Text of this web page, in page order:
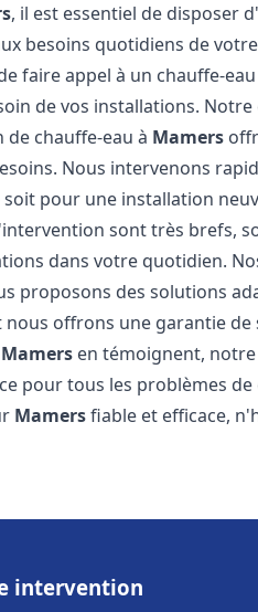
, il est essentiel de disposer
besoins quotidiens de
faire appel à un chauffe-
de vos installations.
chauffe-eau à Mamers
Nous intervenons
soit pour une installation
sont très brefs,
dans votre quotidien.
proposons des solutions
offrons une garantie
Mamers en témoignent,
pour tous les problèmes
Mamersfiable et efficace,
intervention